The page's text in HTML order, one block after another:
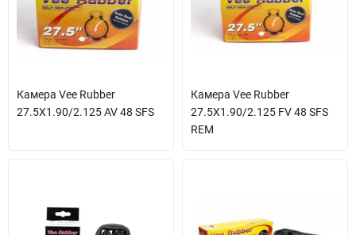
Камера Vee Rubber
27.5X1.90/2.125 AV 48 SFS
Камера Vee Rubber
27.5X1.90/2.125 FV 48 SFS
REM